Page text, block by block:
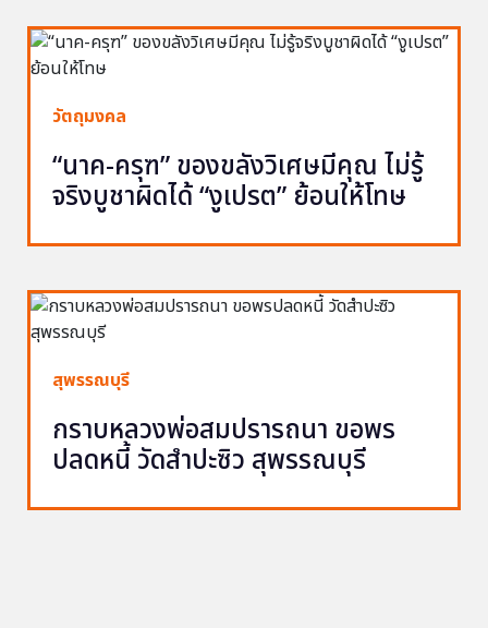
วัตถุมงคล
“นาค-ครุฑ” ของขลังวิเศษมีคุณ ไม่รู้
จริงบูชาผิดได้ “งูเปรต” ย้อนให้โทษ
สุพรรณบุรี
กราบหลวงพ่อสมปรารถนา ขอพร
ปลดหนี้ วัดสำปะซิว สุพรรณบุรี